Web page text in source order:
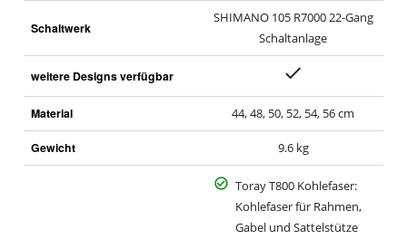
Schaltwerk
SHIMANO 105 R7000 22-Gang
Schaltanlage
weitere Designs verfügbar
Material 44, 48, 50, 52, 54, 56 cm
Gewicht 9.6 kg
Toray T800 Kohlefaser:
Kohlefaser für Rahmen,
Gabel und Sattelstütze